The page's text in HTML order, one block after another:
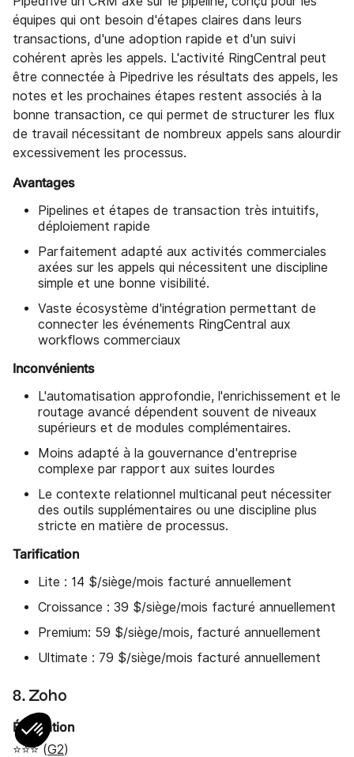
équipes qui ont besoin d'étapes claires dans leurs
transactions, d'une adoption rapide et d'un suivi
cohérent après les appels. L'activité RingCentral peut
être connectée à Pipedrive les résultats des appels, les
notes et les prochaines étapes restent associés à la
bonne transaction, ce qui permet de structurer les flux
de travail nécessitant de nombreux appels sans alourdir
excessivement les processus.
Avantages
Pipelines et étapes de transaction très intuitifs,
déploiement rapide
Parfaitement adapté aux activités commerciales
axées sur les appels qui nécessitent une discipline
simple et une bonne visibilité.
Vaste écosystème d'intégration permettant de
connecter les événements RingCentral aux
workflows commerciaux
Inconvénients
L'automatisation approfondie, l'enrichissement et le
routage avancé dépendent souvent de niveaux
supérieurs et de modules complémentaires.
Moins adapté à la gouvernance d'entreprise
complexe par rapport aux suites lourdes
Le contexte relationnel multicanal peut nécessiter
des outils supplémentaires ou une discipline plus
stricte en matière de processus.
Tarification
Lite : 14 $/siège/mois facturé annuellement
Croissance : 39 $/siège/mois facturé annuellement
Premium: 59 $/siège/mois, facturé annuellement
Ultimate : 79 $/siège/mois facturé annuellement
8. Zoho
Évaluation
⭐⭐⭐ (G2)